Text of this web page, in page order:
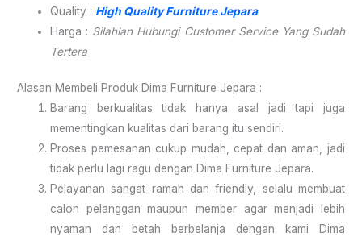
Quality : High Quality Furniture Jepara
Harga : Silahlan Hubungi Customer Service Yang Sudah
Tertera
Alasan Membeli Produk Dima Furniture Jepara :
Barang berkualitas tidak hanya asal jadi tapi juga
mementingkan kualitas dari barang itu sendiri.
Proses pemesanan cukup mudah, cepat dan aman, jadi
tidak perlu lagi ragu dengan Dima Furniture Jepara.
Pelayanan sangat ramah dan friendly, selalu membuat
calon pelanggan maupun member agar menjadi lebih
nyaman dan betah berbelanja dengan kami Dima